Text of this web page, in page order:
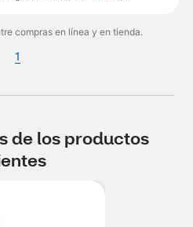
compras en línea y en tienda.
1
de los productos